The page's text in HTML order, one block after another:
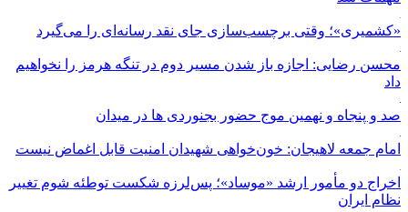
«کشمیری»؛ وقتی برچسب‌سازی جای نقد رسانه‌ای را می‌گیرد
محسن رضایی: اجازه باز شدن مسیر دوم در تنگه هرمز را نخواهیم
داد
صد و پنجاه و نهمین موج حضور بجنوردی ها در میدان
امام جمعه لاهیجان: خون‌خواهی شهیدان امنیت قابل اغماض نیست
اخراج دو مأمور ارشد «موساد»؛ پس‌لرزه شکست توطئه شوم تغییر
نظام ایران